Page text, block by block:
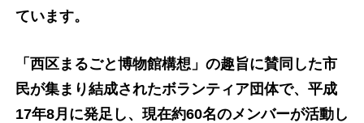
ています。
「西区まるごと博物館構想」の趣旨に賛同した市
民が集まり結成されたボランティア団体で、平成
17年8月に発足し、現在約60名のメンバーが活動し